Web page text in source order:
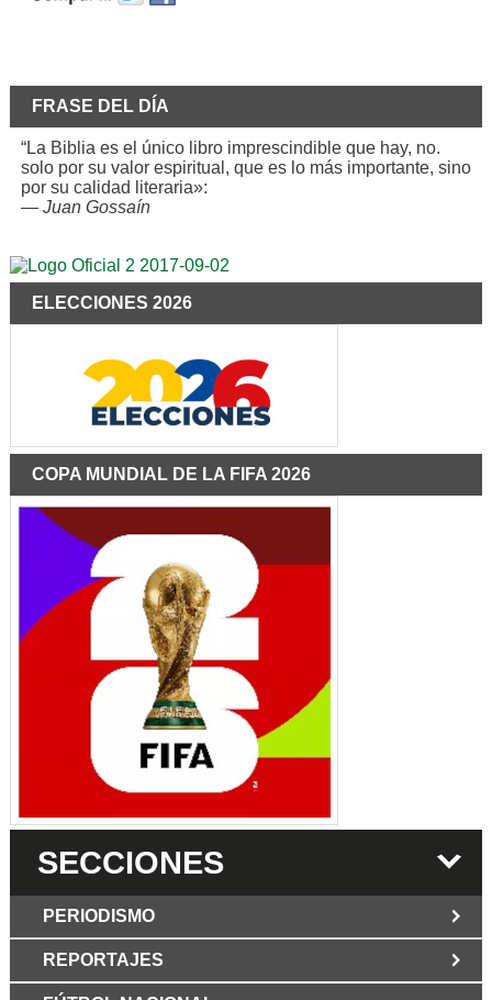
FRASE DEL DÍA
“La Biblia es el único libro imprescindible que hay, no.
solo por su valor espiritual, que es lo más importante, sino
por su calidad literaria»:
— Juan Gossaín
ELECCIONES 2026
COPA MUNDIAL DE LA FIFA 2026
SECCIONES
PERIODISMO
Los Periodist@s
REPORTAJES